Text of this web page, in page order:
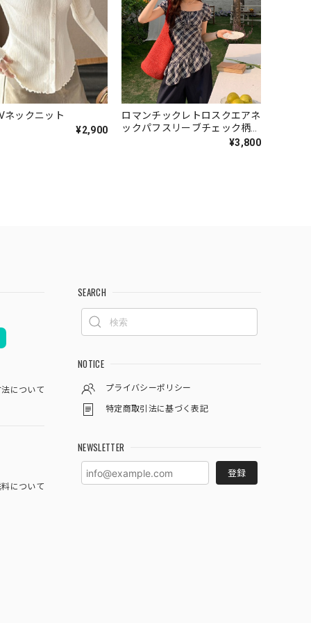
ネックニット
¥2,900
ロマンチックレトロスクエアネ
ックパフスリーブチェック柄
¥3,800
について
について
SEARCH
NOTICE
プライバシーポリシー
特定商取引法に基づく表記
NEWSLETTER
登録